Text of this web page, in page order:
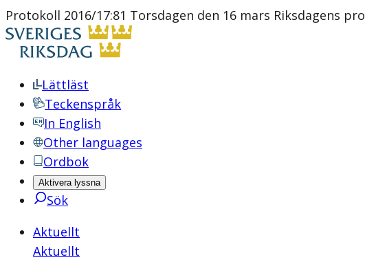
Protokoll 2016/17:81 Torsdagen den 16 mars Riksdagens
Lättläst
Teckenspråk
In English
Other languages
Ordbok
Aktivera lyssna
Sök
Aktuellt
Aktuellt